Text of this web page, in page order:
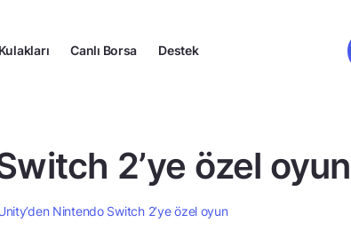
Canlı Borsa Destek
2’ye özel oyun
Nintendo Switch 2’ye özel oyun